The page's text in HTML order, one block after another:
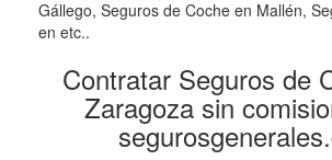
Gállego, Seguros de Coche en Mallén,
en etc..
Contratar Seguros de
Zaragoza sin